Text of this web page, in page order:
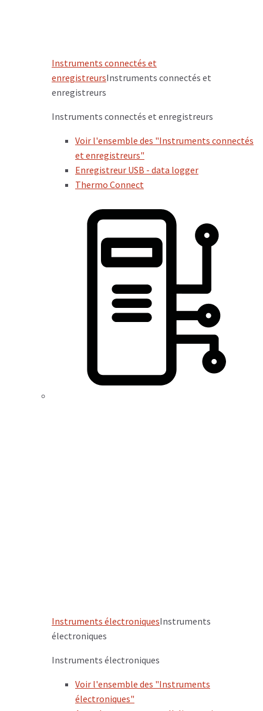
Instruments connectés et
enregistreursInstruments connectés et
enregistreurs
Instruments connectés et enregistreurs
Voir l'ensemble des "Instruments connectés
et enregistreurs"
Enregistreur USB - data logger
Thermo Connect
Instruments électroniquesInstruments
électroniques
Instruments électroniques
Voir l'ensemble des "Instruments
électroniques"